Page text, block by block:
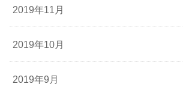
2019年11月
2019年10月
2019年9月